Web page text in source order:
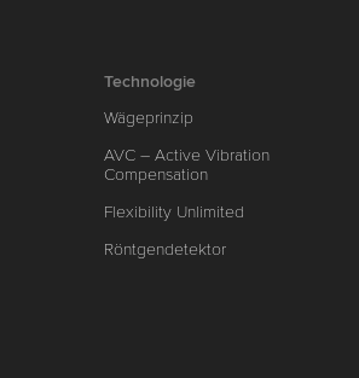
Technologie
Wägeprinzip
AVC – Active Vibration
Compensation
Flexibility Unlimited
Röntgendetektor